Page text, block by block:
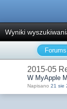
Wyniki
Forums
2015-05
W MyApple
Napisano 21 sie